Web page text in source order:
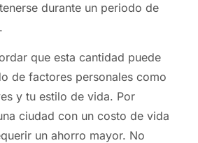
durante un periodo de
que esta cantidad puede
de factores personales como
y tu estilo de vida. Por
ciudad con un costo de vida
un ahorro mayor. No